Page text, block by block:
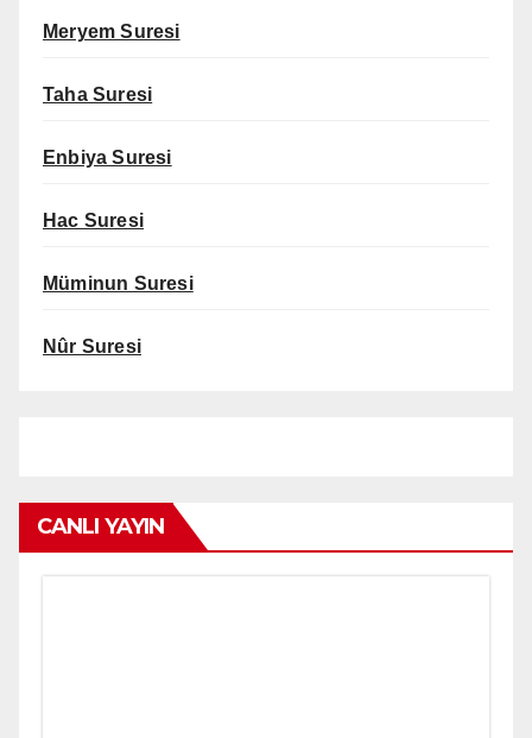
Meryem Suresi
Taha Suresi
Enbiya Suresi
Hac Suresi
Müminun Suresi
Nûr Suresi
CANLI YAYIN